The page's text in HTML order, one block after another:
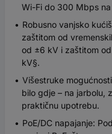
Wi-Fi do 300 Mbps
Robusno vanjsko
zaštitom od
od ±6 kV i zaštitom
kV§.
Višestruke
bilo gdje – na jarbolu,
praktičnu upotrebu.
PoE/DC napajanje: